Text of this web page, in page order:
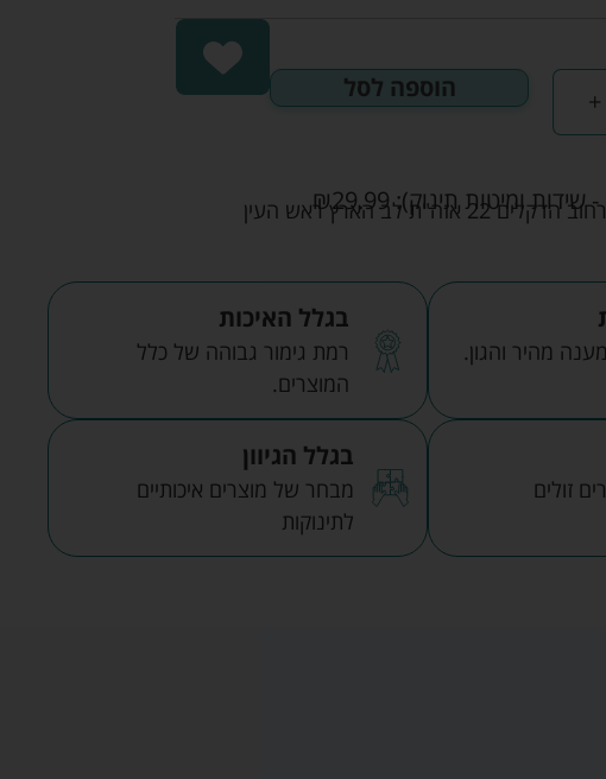
+ הוספה לסל
שידות ומיטות תינוק): ₪29.99 לב הארץ ראש העין
מהיר והגון.
בגלל האיכות
רמת גימור גבוהה של כלל
המוצרים.
זולים
בגלל הגיוון
מבחר של מוצרים איכותיים
לתינוקות